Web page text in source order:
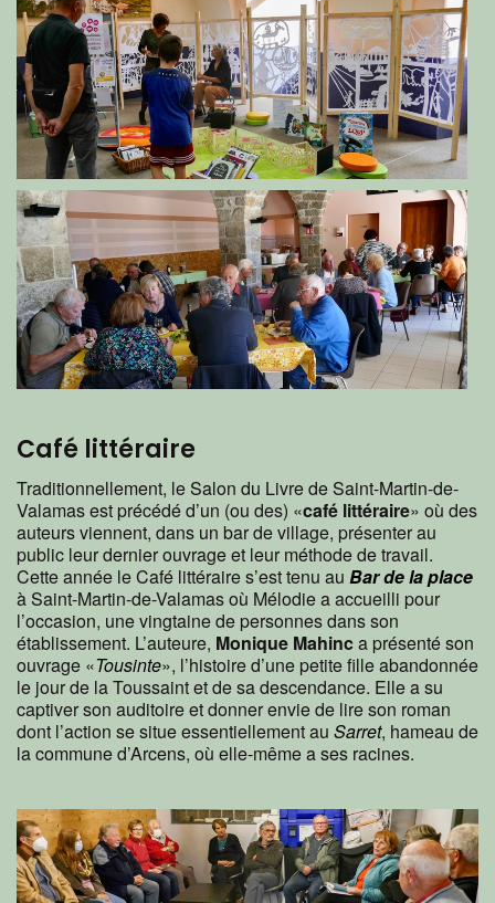
Café littéraire
Traditionnellement, le Salon du Livre de Saint-Martin-de-
Valamas est précédé d’un (ou des) «café littéraire» où des
auteurs viennent, dans un bar de village, présenter au
public leur dernier ouvrage et leur méthode de travail.
Cette année le Café littéraire s’est tenu au Bar de la place
à Saint-Martin-de-Valamas où Mélodie a accueilli pour
l’occasion, une vingtaine de personnes dans son
établissement. L’auteure, Monique Mahinca présenté son
ouvrage «Tousinte», l’histoire d’une petite fille abandonnée
le jour de la Toussaint et de sa descendance. Elle a su
captiver son auditoire et donner envie de lire son roman
dont l’action se situe essentiellement au Sarret, hameau de
la commune d’Arcens, où elle-même a ses racines.